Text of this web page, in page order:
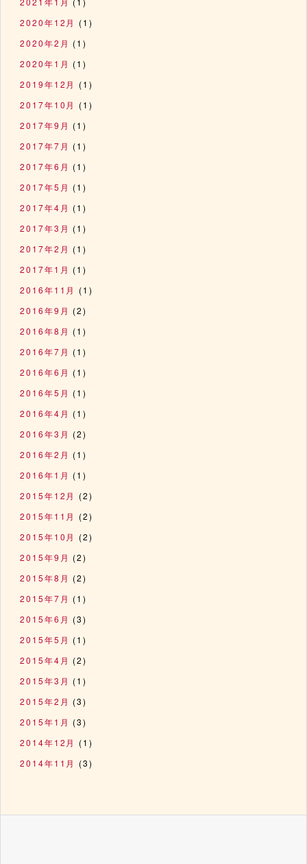
2020年12月 (1)
2020年2月 (1)
2020年1月 (1)
2019年12月 (1)
2017年10月 (1)
2017年9月 (1)
2017年7月 (1)
2017年6月 (1)
2017年5月 (1)
2017年4月 (1)
2017年3月 (1)
2017年2月 (1)
2017年1月 (1)
2016年11月 (1)
2016年9月 (2)
2016年8月 (1)
2016年7月 (1)
2016年6月 (1)
2016年5月 (1)
2016年4月 (1)
2016年3月 (2)
2016年2月 (1)
2016年1月 (1)
2015年12月 (2)
2015年11月 (2)
2015年10月 (2)
2015年9月 (2)
2015年8月 (2)
2015年7月 (1)
2015年6月 (3)
2015年5月 (1)
2015年4月 (2)
2015年3月 (1)
2015年2月 (3)
2015年1月 (3)
2014年12月 (1)
2014年11月 (3)